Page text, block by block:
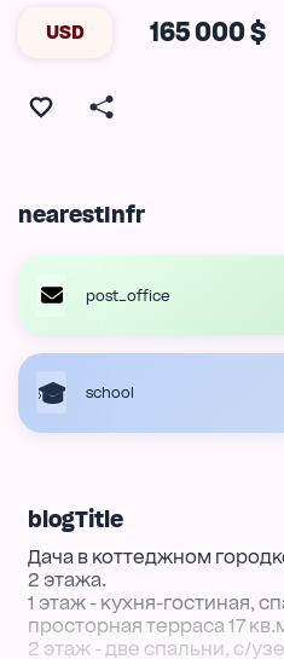
USD 165 000 $
nearestInfr
post_office
school
blogTitle
Дача в коттеджном
2 этажа.
1 этаж - кухня-гостиная,
просторная терраса 17
2 этаж - две спальни, с/